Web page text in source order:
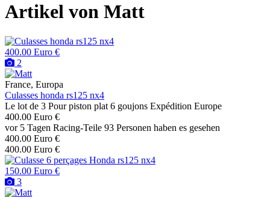
Artikel von Matt
400.00 Euro €
2
France, Europa
Culasses honda rs125 nx4
Le lot de 3 Pour piston plat 6 goujons Expédition Europe
400.00 Euro €
vor 5 Tagen Racing-Teile 93 Personen haben es gesehen
400.00 Euro €
400.00 Euro €
150.00 Euro €
3